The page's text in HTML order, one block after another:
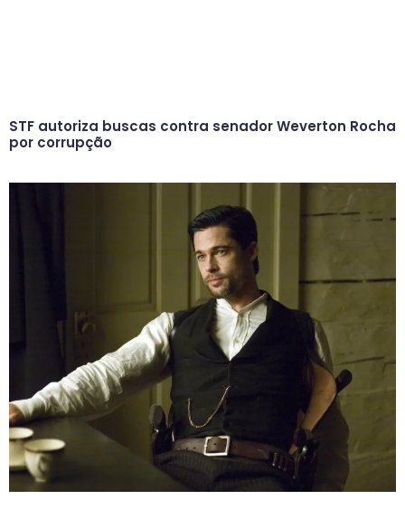
STF autoriza buscas contra senador Weverton Rocha
por corrupção